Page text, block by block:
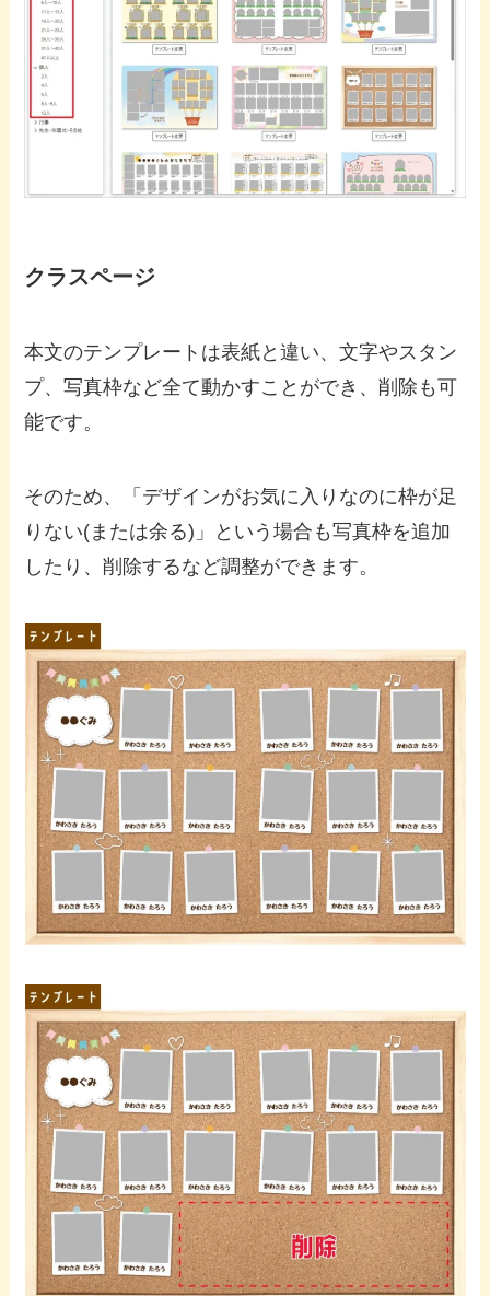
クラスページ
本文のテンプレートは表紙と違い、文字やスタン
プ、写真枠など全て動かすことができ、削除も可
能です。
そのため、「デザインがお気に入りなのに枠が足
りない(または余る)」という場合も写真枠を追加
したり、削除するなど調整ができます。